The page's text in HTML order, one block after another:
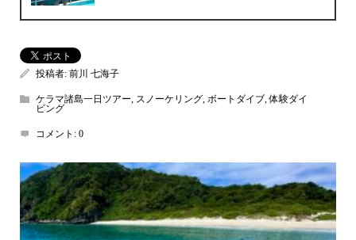
投稿者: 前川 七海子
ケラマ諸島一日ツアー, スノーケリング, ボートダイブ,体験ダイ
ビング
コメント: 0